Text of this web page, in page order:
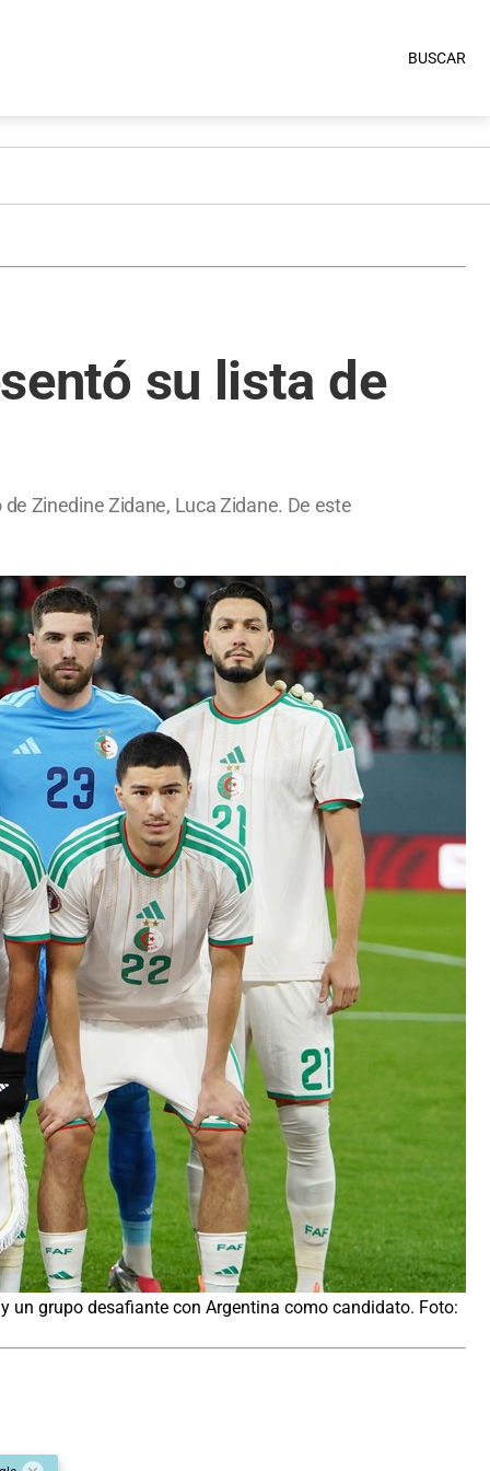
BUSCAR
su lista de
Zinedine Zidane, Luca Zidane. De este
un grupo desafiante con Argentina como candidato. Foto: